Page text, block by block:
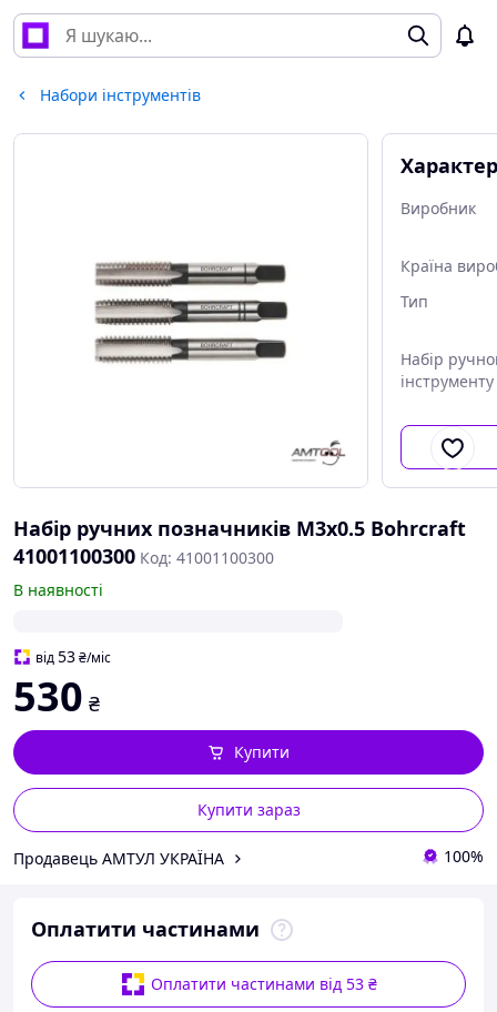
Набори інструментів
Виробник
Країна
Тип
Набір
інструменту
Кількість в
Набір ручних позначників M3х0.5 Bohrcraft
41001100300 Код: 41001100300
В наявності
від53₴/міс
530 ₴
Купити зараз
Купити
Продавець АМТУЛ УКРАЇНА 100%
Оплатити частинами
Оплатити частинами від 53 ₴